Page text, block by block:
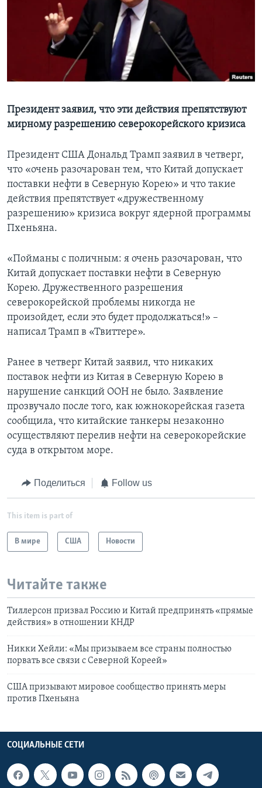
Learning English
СОЦИАЛЬНЫЕ СЕТИ
Языки
Президент заявил, что эти действия препятствуют
мирному разрешению северокорейского кризиса
Президент США Дональд Трамп заявил в четверг,
что «очень разочарован тем, что Китай допускает
поставки нефти в Северную Корею» и что такие
действия препятствует «дружественному
разрешению» кризиса вокруг ядерной программы
Пхеньяна.
«Пойманы с поличным: я очень разочарован, что
Китай допускает поставки нефти в Северную
Корею. Дружественного разрешения
северокорейской проблемы никогда не
произойдет, если это будет продолжаться!» –
написал Трамп в «Твиттере».
Ранее в четверг Китай заявил, что никаких
поставок нефти из Китая в Северную Корею в
нарушение санкций ООН не было. Заявление
прозвучало после того, как южнокорейская газета
сообщила, что китайские танкеры незаконно
осуществляют перелив нефти на северокорейские
суда в открытом море.
Поделиться Follow us
This item is part of
В мире США Новости
Читайте также
Тиллерсон призвал Россию и Китай предпринять «прямые
действия» в отношении КНДР
Никки Хейли: «Мы призываем все страны полностью
порвать все связи с Северной Кореей»
США призывают мировое сообщество принять меры
против Пхеньяна
СОЦИАЛЬНЫЕ СЕТИ